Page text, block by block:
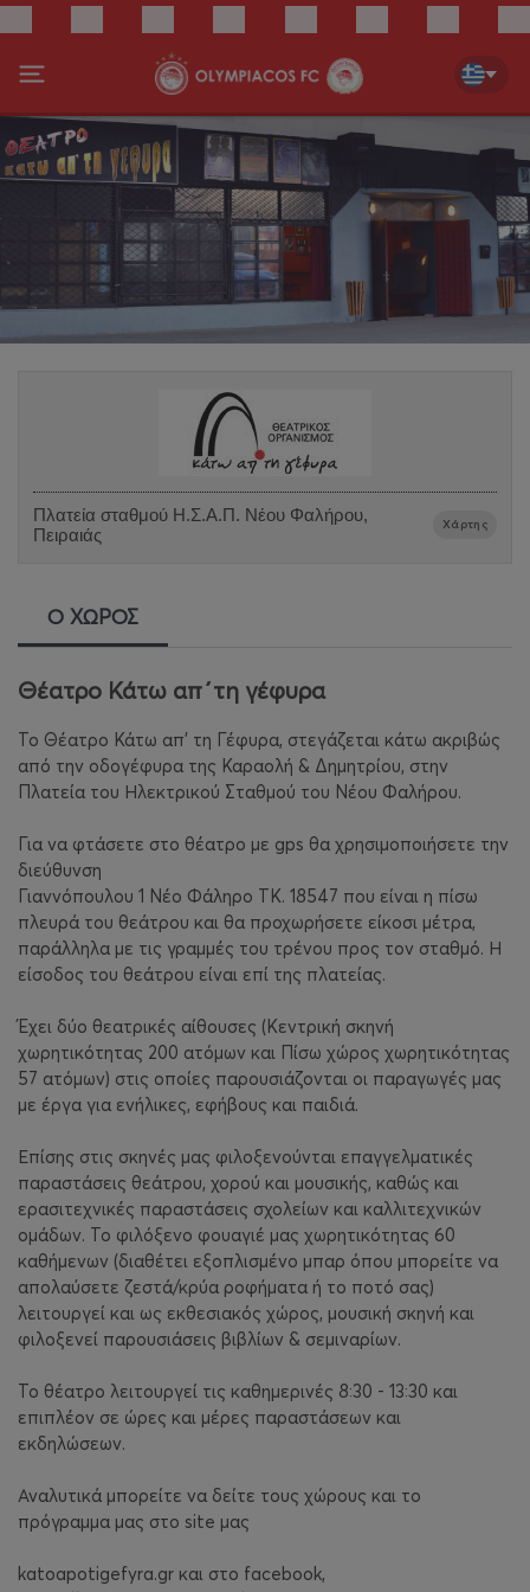
Πλατεία σταθμού Η.Σ.Α.Π. Νέου Φαλήρου,
Πειραιάς
Χάρτης
Ο ΧΩΡΟΣ
Θέατρο Κάτω απ΄τη γέφυρα
Το Θέατρο Κάτω απ’ τη Γέφυρα, στεγάζεται κάτω ακριβώς
από την οδογέφυρα της Καραολή & Δημητρίου, στην
Πλατεία του Ηλεκτρικού Σταθμού του Νέου Φαλήρου.
Για να φτάσετε στο θέατρο με gps θα χρησιμοποιήσετε την
διεύθυνση
Γιαννόπουλου 1 Νέο Φάληρο ΤΚ. 18547 που είναι η πίσω
πλευρά του θεάτρου και θα προχωρήσετε είκοσι μέτρα,
παράλληλα με τις γραμμές του τρένου προς τον σταθμό. Η
είσοδος του θεάτρου είναι επί της πλατείας.
Έχει δύο θεατρικές αίθουσες (Κεντρική σκηνή
χωρητικότητας 200 ατόμων και Πίσω χώρος χωρητικότητας
57 ατόμων) στις οποίες παρουσιάζονται οι παραγωγές μας
με έργα για ενήλικες, εφήβους και παιδιά.
Επίσης στις σκηνές μας φιλοξενούνται επαγγελματικές
παραστάσεις θεάτρου, χορού και μουσικής, καθώς και
ερασιτεχνικές παραστάσεις σχολείων και καλλιτεχνικών
ομάδων. Το φιλόξενο φουαγιέ μας χωρητικότητας 60
καθήμενων (διαθέτει εξοπλισμένο μπαρ όπου μπορείτε να
απολαύσετε ζεστά/κρύα ροφήματα ή το ποτό σας)
λειτουργεί και ως εκθεσιακός χώρος, μουσική σκηνή και
φιλοξενεί παρουσιάσεις βιβλίων & σεμιναρίων.
Το θέατρο λειτουργεί τις καθημερινές 8:30 - 13:30 και
επιπλέον σε ώρες και μέρες παραστάσεων και
εκδηλώσεων.
Αναλυτικά μπορείτε να δείτε τους χώρους και το
πρόγραμμα μας στο site μας
katoapotigefyra.gr και στο facebook,